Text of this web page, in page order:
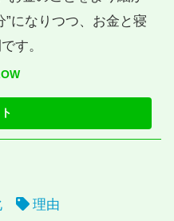
”になりつつ、お金と寝
す。
理由